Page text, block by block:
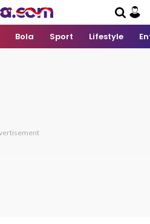
Bola Sport Lifestyle